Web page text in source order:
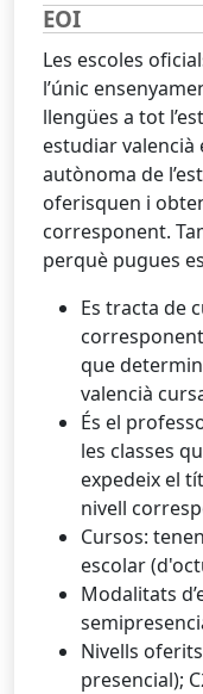
EOI
Les escoles
l’únic
llengües a tot
estudiar
autònoma de
oferisquen i
corresponent.
perquè pugues
Es tracta de
que
valencià
És el
les classes
expedeix el
nivell
Cursos:
escolar
Modalitats
Nivells
presencial);